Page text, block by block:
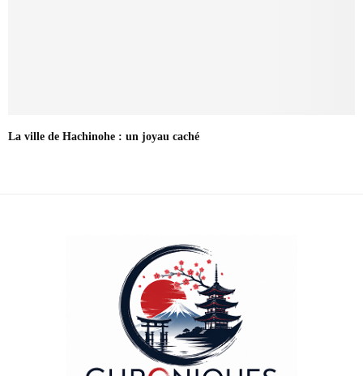
La ville de Hachinohe : un joyau caché